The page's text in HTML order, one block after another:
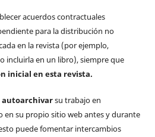
acuerdos contractuales
para la distribución no
en la revista (por ejemplo,
incluirla en un libro), siempre que
inicial en esta revista.
autoarchivarsu trabajo en
en su propio sitio web antes y durante
puede fomentar intercambios